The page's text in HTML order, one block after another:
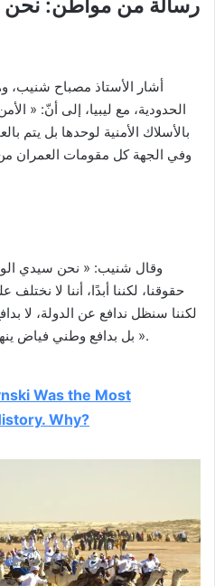
أشار الأستاذ مصباح شنيب،
الحدودية، مع ليبيا، إلى أنّ: «
بالأسلاك الأمنية لوحدها بل يتم
وفي الجهة كل مقومات العمران
وقال شنيب: « نحن سيدي
حقوقنا، لكننا أبدًا، أننا لا
لكننا سنظل ندافع عن الدولة، لا
بل بدافع وطني فياض ينهض تاريخ الجهة شاهدًا بليغًا عليه ».
Was the Most
Why?